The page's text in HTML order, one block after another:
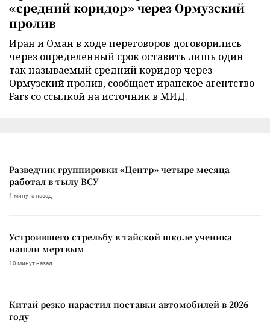
«средний коридор» через Ормузский
пролив
Иран и Оман в ходе переговоров договорились
через определенный срок оставить лишь один
так называемый средний коридор через
Ормузский пролив, сообщает иранское агентство
Fars со ссылкой на источник в МИД.
Разведчик группировки «Центр» четыре месяца
работал в тылу ВСУ
1 минута назад
Устроившего стрельбу в тайской школе ученика
нашли мертвым
10 минут назад
Китай резко нарастил поставки автомобилей в 2026
году